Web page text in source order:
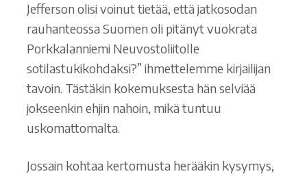
Jefferson olisi voinut tietää, että jatkosodan
rauhanteossa Suomen oli pitänyt vuokrata
Porkkalanniemi Neuvostoliitolle
sotilastukikohdaksi?” ihmettelemme kirjailijan
tavoin. Tästäkin kokemuksesta hän selviää
jokseenkin ehjin nahoin, mikä tuntuu
uskomattomalta.
Jossain kohtaa kertomusta herääkin kysymys,